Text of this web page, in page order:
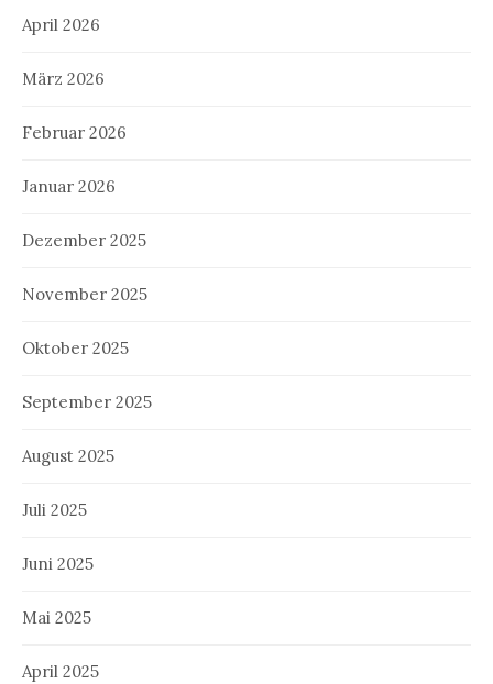
April 2026
März 2026
Februar 2026
Januar 2026
Dezember 2025
November 2025
Oktober 2025
September 2025
August 2025
Juli 2025
Juni 2025
Mai 2025
April 2025